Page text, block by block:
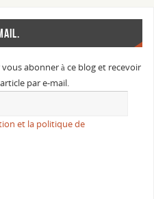
abonner à ce blog et recevoir
par e-mail.
et la politique de